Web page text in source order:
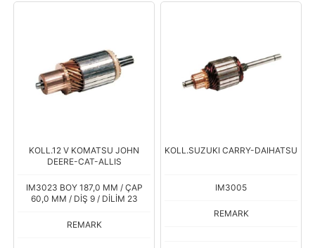
KOLL.12 V KOMATSU JOHN
DEERE-CAT-ALLIS
IM3023 BOY 187,0 MM / ÇAP
60,0 MM / DİŞ 9 / DİLİM 23
REMARK
KOLL.SUZUKI CARRY-DAIHATSU
IM3005
REMARK